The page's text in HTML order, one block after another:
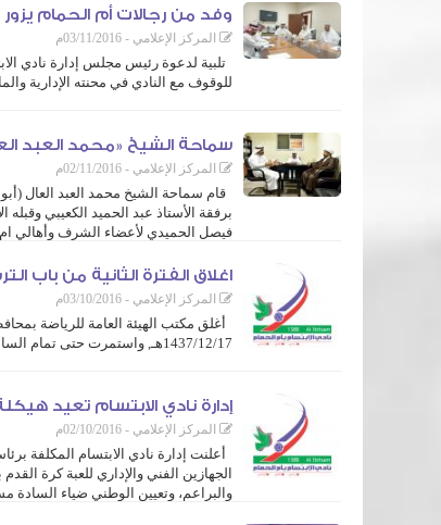
وفد من رجالات أم الحمام يزور
المركز الإعلامي - 03/11/2016م
تلبية لدعوة رئيس مجلس إدارة نادي
للوقوف مع النادي في محنته الإدارية
سماحة الشيخ «محمد العبد
المركز الإعلامي - 02/11/2016م
قام سماحة الشيخ محمد العبد العال
برفقة الأستاذ عبد الحميد الكعيبي
فيصل الحميدي لأعضاء الشرف وأهالي ام
اغلاق الفترة الثانية من باب
المركز الإعلامي - 03/10/2016م
أغلق مكتب الهيئة العامة للرياضة
1437/12/17هـ, واستمرت حتى تمام الساعة التاسعة من مساء أمس الاحد 1438/1/1هـ، وذلك بدون تقدم أي مرشح للرئاسة أو العضوية.
إدارة نادي الابتسام تعيد
المركز الإعلامي - 02/10/2016م
الجهازين الفني والإداري للعبة كرة
والبراعم، وتعيين الوطني ضياء السادة